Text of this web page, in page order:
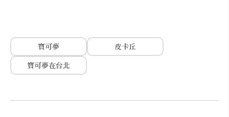
寶可夢
皮卡丘
寶可夢在台北